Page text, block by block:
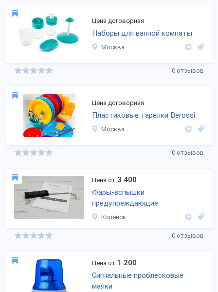
Цена договорная
Наборы для ванной комнаты
Москва
0 отзывов
Цена договорная
Пластиковые тарелки Berossi
Москва
0 отзывов
Цена от 3 400
Фары-вспышки
предупреждающие
Копейск
0 отзывов
Цена от 1 200
Сигнальные проблесковые
маяки